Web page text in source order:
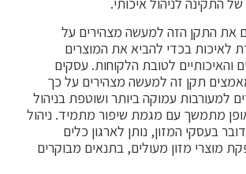
את התקן הזה למעשה מצהירים על
לאיכות בכדי להביא את המוצרים
והאיכותיים לטובת הלקוחות. עסקים
תקן זה למעשה מצהירים על כך
למעורבות עמוקה ביותר ושוטפת בניהול
מתמשך עם מגמת שיפור מתמיד. ניהול
בעסקי המזון, נותן לארגון כלים
מוצרי מזון מעולים, בתנאים מבוקרים